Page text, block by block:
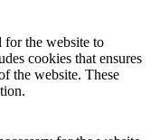
for the website to
cookies that ensures
the website. These